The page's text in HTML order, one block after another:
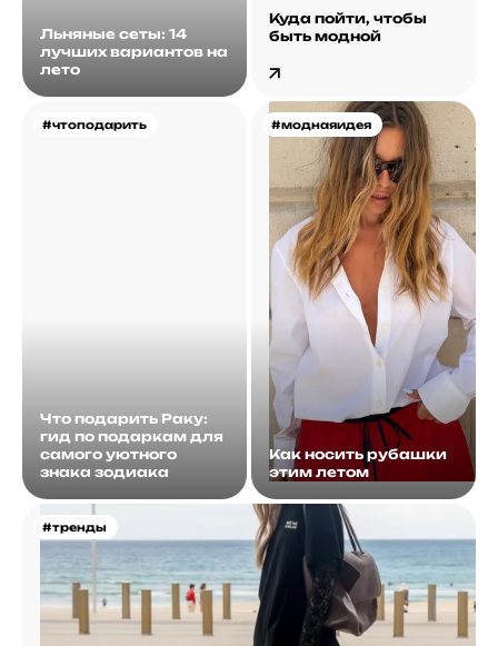
Льняные сеты: 14
лучших вариантов на
лето
Куда пойти, чтобы
быть модной
#чтоподарить
Что подарить Раку:
гид по подаркам для
самого уютного
знака зодиака
#моднаяидея
Как носить рубашки
этим летом
#тренды